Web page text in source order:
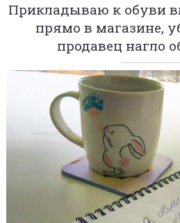
Прикладываю к обуви
прямо в магазине,
продавец нагло